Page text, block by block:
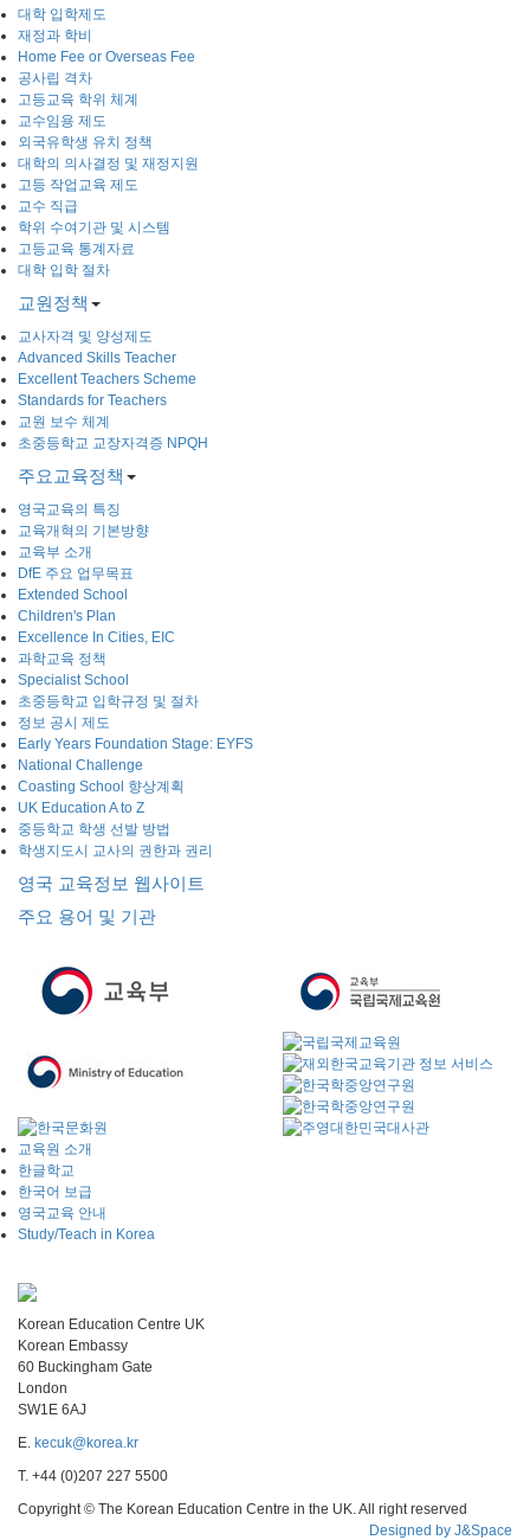
대학 입학제도
재정과 학비
Home Fee or Overseas Fee
공사립 격차
고등교육 학위 체계
교수임용 제도
외국유학생 유치 정책
대학의 의사결정 및 재정지원
고등 작업교육 제도
교수 직급
학위 수여기관 및 시스템
고등교육 통계자료
대학 입학 절차
교원정책
교사자격 및 양성제도
Advanced Skills Teacher
Excellent Teachers Scheme
Standards for Teachers
교원 보수 체계
초중등학교 교장자격증 NPQH
주요교육정책
영국교육의 특징
교육개혁의 기본방향
교육부 소개
DfE 주요 업무목표
Extended School
Children's Plan
Excellence In Cities, EIC
과학교육 정책
Specialist School
초중등학교 입학규정 및 절차
정보 공시 제도
Early Years Foundation Stage: EYFS
National Challenge
Coasting School 향상계획
UK Education A to Z
중등학교 학생 선발 방법
학생지도시 교사의 권한과 권리
영국 교육정보 웹사이트
주요 용어 및 기관
교육원 소개
한글학교
한국어 보급
영국교육 안내
Study/Teach in Korea
Korean Education Centre UK
Korean Embassy
60 Buckingham Gate
London
SW1E 6AJ
E. kecuk@korea.kr
T. +44 (0)207 227 5500
Copyright © The Korean Education Centre in the UK. All right reserved
Designed by J&Space